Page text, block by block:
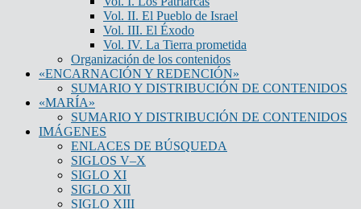
Vol. II. El Pueblo de Israel
Vol. III. El Éxodo
Vol. IV. La Tierra prometida
Organización de los contenidos
«ENCARNACIÓN Y REDENCIÓN»
SUMARIO Y DISTRIBUCIÓN DE CONTENIDOS
«MARÍA»
SUMARIO Y DISTRIBUCIÓN DE CONTENIDOS
IMÁGENES
ENLACES DE BÚSQUEDA
SIGLOS V–X
SIGLO XI
SIGLO XII
SIGLO XIII